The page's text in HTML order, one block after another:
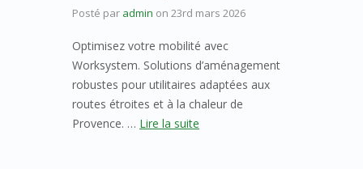
Posté par admin on 23rd mars 2026
Optimisez votre mobilité avec
Worksystem. Solutions d’aménagement
robustes pour utilitaires adaptées aux
routes étroites et à la chaleur de
Provence. … Lire la suite